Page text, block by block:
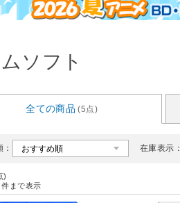
ソフト
全ての商品 (5点)
在庫表示：
)
件まで表示